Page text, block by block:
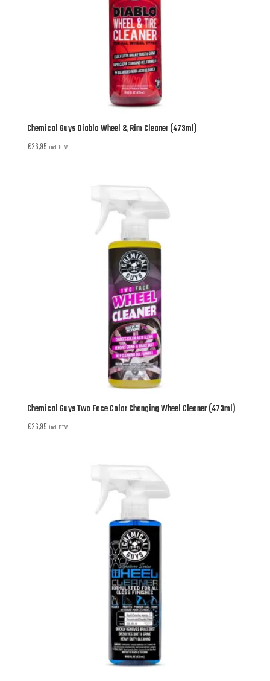
Chemical Guys Diablo Wheel & Rim Cleaner (473ml)
€26,95 incl. BTW
Chemical Guys Two Face Color Changing Wheel Cleaner (473ml)
€26,95 incl. BTW